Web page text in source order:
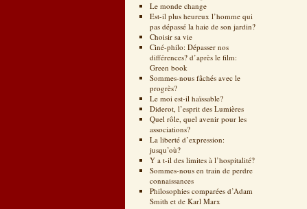
Le monde change
Est-il plus heureux l’homme qui
pas dépassé la haie de son jardin?
Choisir sa vie
Ciné-philo: Dépasser nos
différences? d’après le film:
Green book
Sommes-nous fâchés avec le
progrès?
Le moi est-il haïssable?
Diderot, l’esprit des Lumières
Quel rôle, quel avenir pour les
associations?
La liberté d’expression:
jusqu’où?
Y a t-il des limites à l’hospitalité?
Sommes-nous en train de perdre
connaissances
Philosophies comparées d’Adam
Smith et de Karl Marx